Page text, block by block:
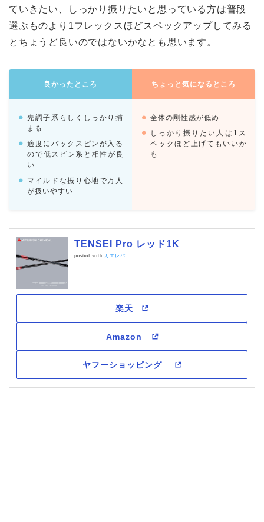
ていきたい、しっかり振りたいと思っている方は普段
選ぶものより1フレックスほどスペックアップしてみる
とちょうど良いのではないかなとも思います。
良かったところ ちょっと気になるところ
先調子系らしくしっかり捕
まる
適度にバックスピンが入る
ので低スピン系と相性が良
い
マイルドな振り心地で万人
が扱いやすい
全体の剛性感が低め
しっかり振りたい人は1ス
ペックほど上げてもいいか
も
TENSEI Pro レッド1K
posted with カエレバ